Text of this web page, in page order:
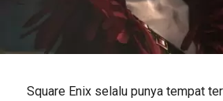
Square Enix selalu punya tempat